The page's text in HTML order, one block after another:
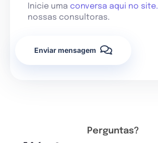
Inicie uma conversa aqui no site.
nossas consultoras.
Enviar mensagem
Perguntas?